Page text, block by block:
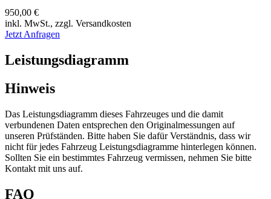
950,00 €
inkl. MwSt., zzgl. Versandkosten
Jetzt Anfragen
Leistungsdiagramm
Hinweis
Das Leistungsdiagramm dieses Fahrzeuges und die damit
verbundenen Daten entsprechen den Originalmessungen auf
unseren Prüfständen. Bitte haben Sie dafür Verständnis, dass wir
nicht für jedes Fahrzeug Leistungsdiagramme hinterlegen können.
Sollten Sie ein bestimmtes Fahrzeug vermissen, nehmen Sie bitte
Kontakt mit uns auf.
FAQ